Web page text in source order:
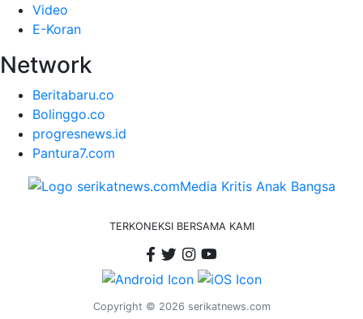
Video
E-Koran
Network
Beritabaru.co
Bolinggo.co
progresnews.id
Pantura7.com
TERKONEKSI BERSAMA KAMI
Copyright © 2026 serikatnews.com